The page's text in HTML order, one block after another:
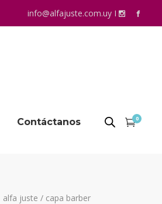
info@alfajuste.com.uy I
Contáctanos 0
alfa juste / capa barber